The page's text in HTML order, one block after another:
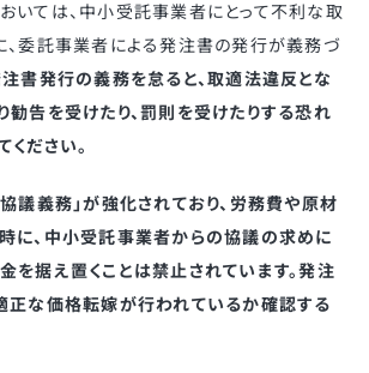
いては、中小受託事業者にとって不利な取
、委託事業者による発注書の発行が義務づ
書発行の義務を怠ると、取適法違反とな
勧告を受けたり、罰則を受けたりする恐れ
ださい。
議義務」が強化されており、労務費や原材
に、中小受託事業者からの協議の求めに
を据え置くことは禁止されています。発注
正な価格転嫁が行われているか確認する